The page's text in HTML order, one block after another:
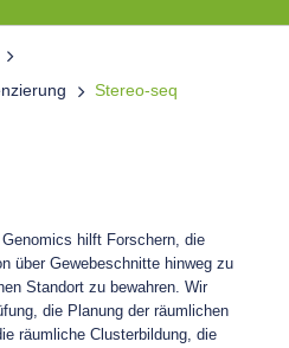
Stereo-seq
hilft Forschern, die
über Gewebeschnitte hinweg zu
Standort zu bewahren. Wir
die Planung der räumlichen
räumliche Clusterbildung, die